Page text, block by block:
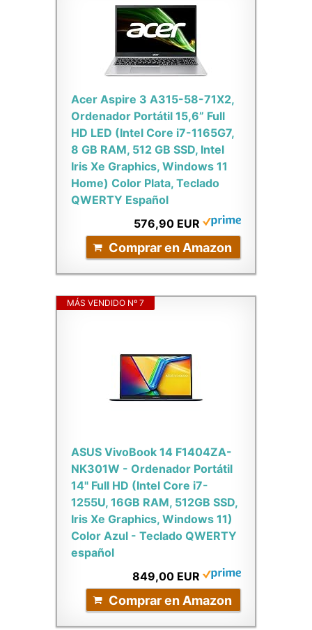
Acer Aspire 3 A315-58-71X2,
Ordenador Portátil 15,6” Full
HD LED (Intel Core i7-1165G7,
8 GB RAM, 512 GB SSD, Intel
Iris Xe Graphics, Windows 11
Home) Color Plata, Teclado
QWERTY Español
576,90 EUR
Comprar en Amazon
MÁS VENDIDO Nº 7
ASUS VivoBook 14 F1404ZA-
NK301W - Ordenador Portátil
14" Full HD (Intel Core i7-
1255U, 16GB RAM, 512GB SSD,
Iris Xe Graphics, Windows 11)
Color Azul - Teclado QWERTY
español
849,00 EUR
Comprar en Amazon